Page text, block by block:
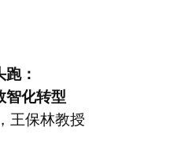
：
智化转型
王保林教授